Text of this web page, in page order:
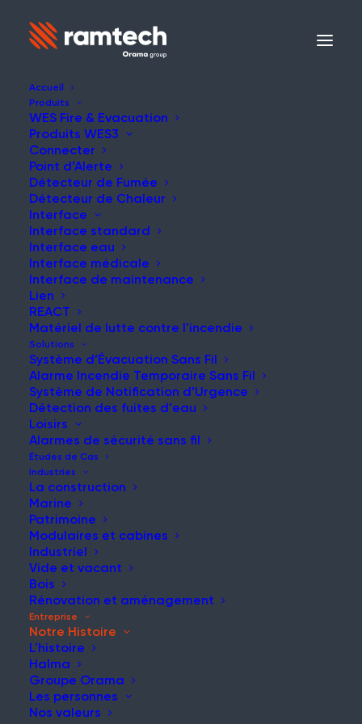
Accueil
Produits
WES Fire & Evacuation
Produits WES3
Connecter
Point d’Alerte
Détecteur de Fumée
Détecteur de Chaleur
Interface
Interface standard
Interface eau
Interface médicale
Interface de maintenance
Lien
REACT
Matériel de lutte contre l'incendie
Solutions
Système d’Évacuation Sans Fil
Alarme Incendie Temporaire Sans Fil
Système de Notification d’Urgence
Détection des fuites d'eau
Loisirs
Alarmes de sécurité sans fil
Études de Cas
Industries
La construction
Marine
Patrimoine
Modulaires et cabines
Industriel
Vide et vacant
Bois
Rénovation et aménagement
Entreprise
Notre Histoire
L'histoire
Halma
Groupe Orama
Les personnes
Nos valeurs
NOTRE HISTOIRE
Brève histoire de
Ramtech
Accueil Notre Histoire
Il était une fois
Notre parcours pour devenir un
leader mondial
Nous avons parcouru un long chemin et nos
clients ont été au cœur de chaque étape. Depuis